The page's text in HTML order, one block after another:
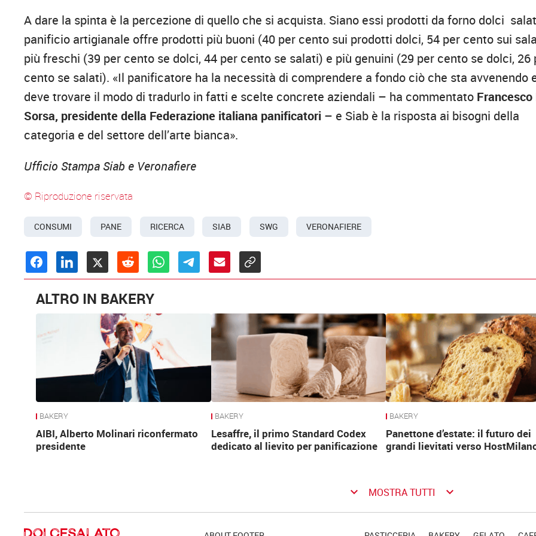
A dare la spinta è la percezione di quello che si acquista. Siano essi prodotti da forno dolci
panificio artigianale offre prodotti più buoni (40 per cento sui prodotti dolci, 54 per cento sui
più freschi (39 per cento se dolci, 44 per cento se salati) e più genuini (29 per cento se dolci, 26
cento se salati). «Il panificatore ha la necessità di comprendere a fondo ciò che sta avvenendo
deve trovare il modo di tradurlo in fatti e scelte concrete aziendali – ha commentato Francesco
Sorsa, presidente della Federazione italiana panificatori – e Siab è la risposta ai bisogni della
categoria e del settore dell’arte bianca».
Ufficio Stampa Siab e Veronafiere
© Riproduzione riservata
CONSUMI PANE RICERCA SIAB SWG VERONAFIERE
ALTRO IN BAKERY
BAKERY
AIBI, Alberto Molinari riconfermato
presidente
BAKERY
Lesaffre, il primo Standard Codex
dedicato al lievito per panificazione
BAKERY
Panettone d’estate: il futuro dei
grandi lievitati verso
keyboard_arrow_down MOSTRA TUTTI keyboard_arrow_down